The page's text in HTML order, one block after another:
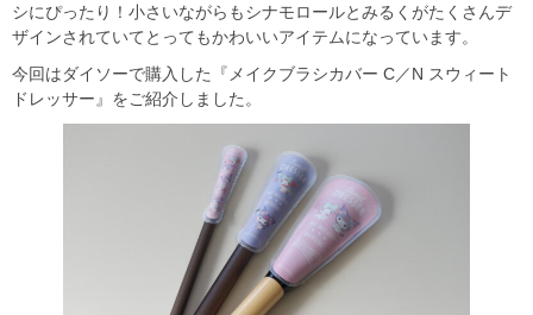
シにぴったり！小さいながらもシナモロールとみるくがたくさんデ
ザインされていてとってもかわいいアイテムになっています。
今回はダイソーで購入した『メイクブラシカバー C／N スウィート
ドレッサー』をご紹介しました。